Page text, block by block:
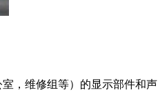
，维修组等）的显示部件和声